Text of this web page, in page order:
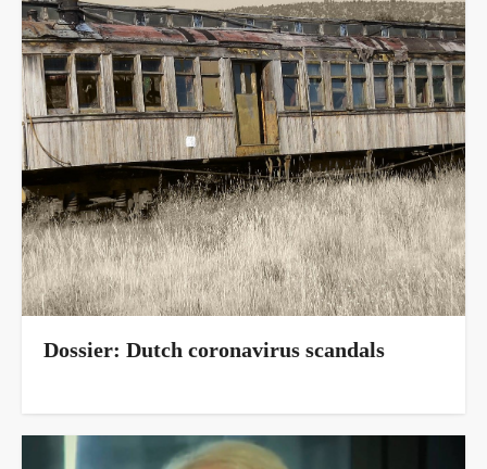
Dossier: Dutch coronavirus scandals